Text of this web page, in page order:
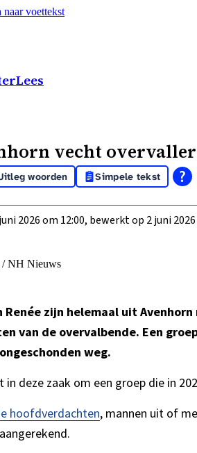
naar voettekst
Lees
vecht
woorden Simpele tekst
2026 om 12:00, bewerkt op 2 juni 2026
NH Nieuws
Renée zijn helemaal uit
van de overvalbende. Een
weg.
in deze zaak om een groep die in
hoofdverdachten, mannen uit of